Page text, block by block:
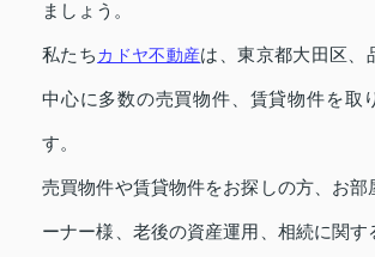
ましょう。
私たちカドヤ不動産は、東京都大田区、
中心に多数の売買物件、賃貸物件を取
す。
売買物件や賃貸物件をお探しの方、お部
ーナー様、老後の資産運用、相続に関す